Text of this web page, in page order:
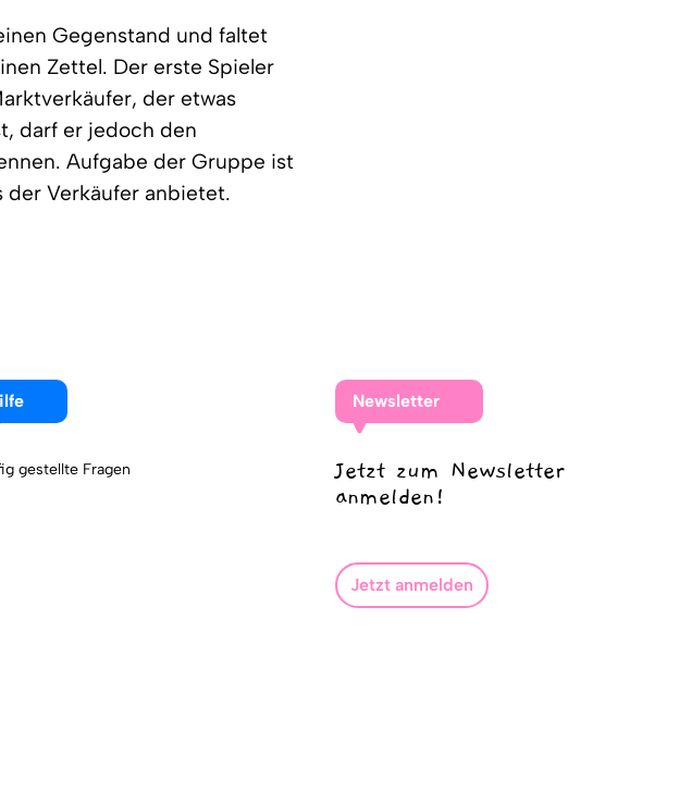
Gegenstand und faltet
Zettel. Der erste Spieler
der etwas
darf er jedoch den
Aufgabe der Gruppe ist
der Verkäufer anbietet.
gestellte Fragen
Newsletter
Jetzt zum Newsletter
anmelden!
Jetzt anmelden